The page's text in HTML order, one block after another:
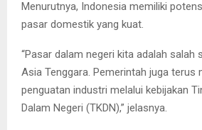
Menurutnya, Indonesia memiliki
pasar domestik yang kuat.
“Pasar dalam negeri kita adalah salah
Asia Tenggara. Pemerintah juga terus
penguatan industri melalui kebijakan
Dalam Negeri (TKDN),” jelasnya.